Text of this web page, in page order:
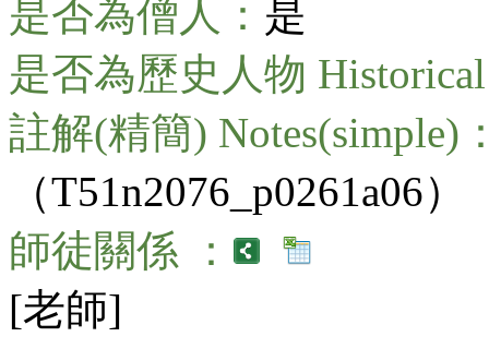
是否為僧人： 是
是否為歷史人物 Historical
註解(精簡) Notes(simple)
（T51n2076_p0261a06）
師徒關係 ：
[老師]